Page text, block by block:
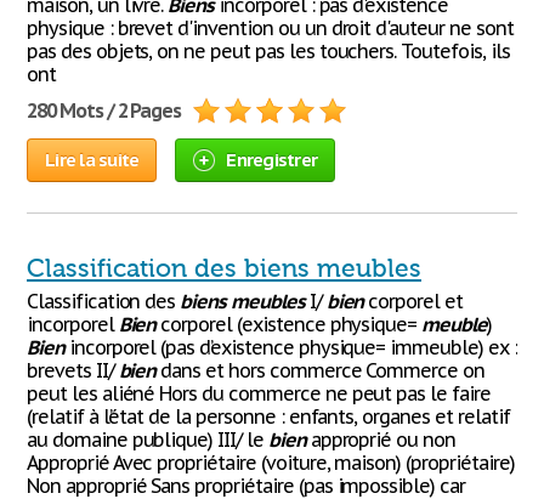
maison, un livre. Biensincorporel : pas d'existence
physique : brevet d'invention ou un droit d'auteur ne sont
pas des objets, on ne peut pas les touchers. Toutefois, ils
ont
280 Mots / 2 Pages
Lire la suite Enregistrer
Classification des biens meubles
Classification des biens meublesI/biencorporel et
incorporel Biencorporel (existence physique= meuble)
Bienincorporel (pas d’existence physique= immeuble) ex :
brevets II/biendans et hors commerce Commerce on
peut les aliéné Hors du commerce ne peut pas le faire
(relatif à l’état de la personne : enfants, organes et relatif
au domaine publique) III/ le bienapproprié ou non
Approprié Avec propriétaire (voiture, maison) (propriétaire)
Non approprié Sans propriétaire (pas impossible) car